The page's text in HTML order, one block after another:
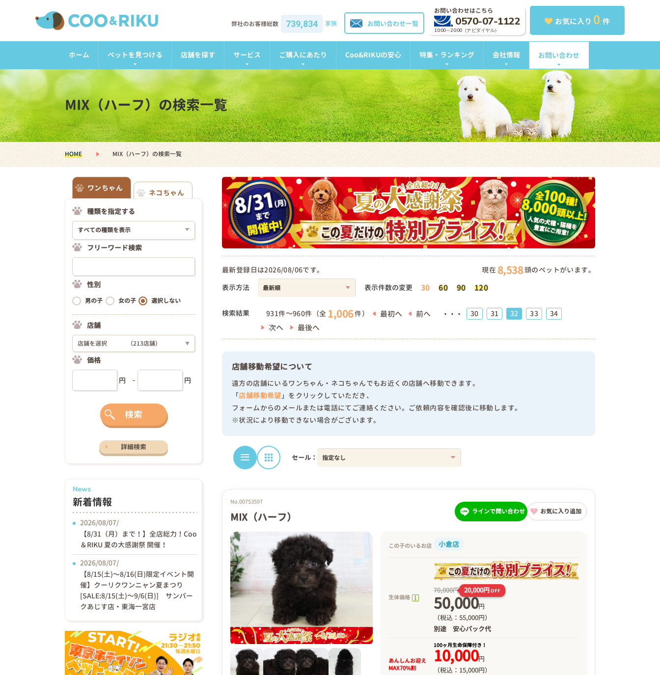
お気に入り 0 件
お問い合わせはこちら
0570-07-1122
10:00～20:00（ナビダイヤル）
お問い合わせ一覧
弊社のお客様総数 739,834 家族
ホーム ペットを見つける 店舗を探す サービス ご購入にあたり Coo&RIKUの安心 特集・ランキング 会社情報 お問い合わせ
MIX（ハーフ）の検索一覧
HOME MIX（ハーフ）の検索一覧
現在 8,538頭のペットがいます。
最新登録日は2026/08/06です。
表示方法
表示件数の変更 30 60 90 120
検索結果 931件～960件（全 1,006件） 最初へ 前へ ・・・ 30 31 32 33 34
次へ 最後へ
店舗移動希望について
遠方の店舗にいるワンちゃん・ネコちゃんでもお近くの店舗へ移動できます。
「店舗移動希望 」をクリックしていただき、
フォームからのメールまたは電話にてご連絡ください。ご依頼内容を確認後に移動します。
※状況により移動できない場合がございます。
セール：
No.00753597
MIX（ハーフ） ラインで問い合わせ お気に入り追加
この子のいるお店 小倉店
生体価格
70,000円 20,000円OFF
50,000円
（税込：55,000円）
別途 安心パック代
あんしんお迎え
MAX70%割
100ヶ月生命保障付き！
10,000円
（税込：15,000円）
ワンちゃん
ネコちゃん
種類を指定する
フリーワード検索
性別
男の子 女の子 選択しない
店舗
店舗を選択 （213店舗） ▼
価格
円 円
検索
詳細検索
News
新着情報
2026/08/07/
【8/31（月）まで！】全店総力！Coo
＆RIKU 夏の大感謝祭 開催！
2026/08/07/
【8/15(土)〜8/16(日)限定イベント開
催】クーリクワンニャン夏まつり
[SALE:8/15(土)～9/6(日)] サンパー
クあじす店・東海一宮店